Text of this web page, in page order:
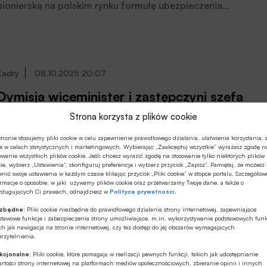
Strona korzysta z plików cookie
stosujemy pliki cookie w celu zapewnienie prawidłowego działania, ułatwienia korzystania, a
w celach statystycznych i marketingowych. Wybierając „Zaakceptuj wszystkie” wyrażasz zgodę
wszystkich plików cookie. Jeśli chcesz wyrazić zgodę na stosowanie tylko niektórych plików
wybierz „Ustawienia”, skonfiguruj preferencje i wybierz przycisk „Zapisz”. Pamiętaj, że możesz
swoje ustawienia w każdym czasie klikając przycisk „Pliki cookie” w stopce portalu.
o sposobie, w jaki używamy plików cookie oraz przetwarzamy Twoje dane, a także o
Ci prawach, odnajdziesz wPolityce prywatności
Pliki cookie niezbędne do prawidłowego działania strony internetowej, zapewniające
funkcje i zabezpieczenia strony umożliwiające, m.in. wykorzystywanie podstawowych
jak nawigacja na stronie internetowej, czy tez dostęp do jej obszarów wymagających
Pliki cookie, które pomagają w realizacji pewnych funkcji, takich jak udostępnianie
strony internetowej na platformach mediów społecznościowych, zbieranie opinii i innych
na polskim rynku formułę ubezpieczenia
08.10.2025 20:07
wiceminister i zastępczyni szefa
Administracji Skarbowej
Krok została odwołana ze stanowiska
finansów i zastępcy Szefa Krajowej
Skarbowej z dniem 8 października –
w środę Ministerstwo Finansów. Krok
te funkcje od lutego ubiegłego roku.
26.08.2025 15:49
Fundusz Gwarancyjny
Portalu DOM